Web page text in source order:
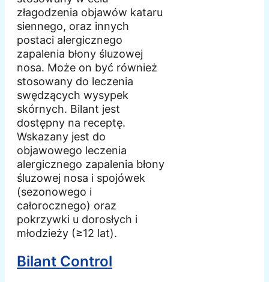
złagodzenia objawów kataru
siennego, oraz innych
postaci alergicznego
zapalenia błony śluzowej
nosa. Może on być również
stosowany do leczenia
swędzących wysypek
skórnych. Bilant jest
dostępny na receptę.
Wskazany jest do
objawowego leczenia
alergicznego zapalenia błony
śluzowej nosa i spojówek
(sezonowego i
całorocznego) oraz
pokrzywki u dorosłych i
młodzieży (≥12 lat).
Bilant Control